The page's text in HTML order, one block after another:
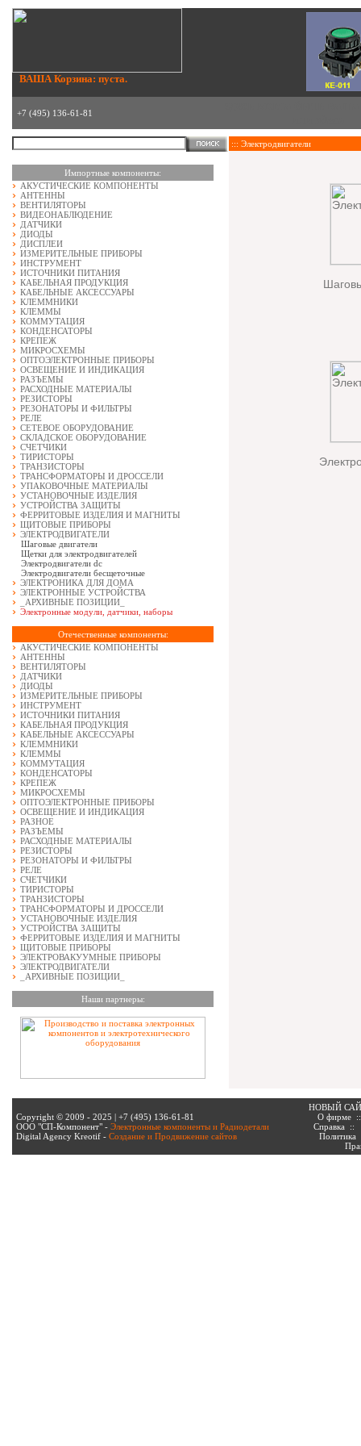
ВАША Корзина: пуста.
+7 (495) 136-61-81
Импортные компоненты:
АКУСТИЧЕСКИЕ КОМПОНЕНТЫ
АНТЕННЫ
ВЕНТИЛЯТОРЫ
ВИДЕОНАБЛЮДЕНИЕ
ДАТЧИКИ
ДИОДЫ
ДИСПЛЕИ
ИЗМЕРИТЕЛЬНЫЕ ПРИБОРЫ
ИНСТРУМЕНТ
ИСТОЧНИКИ ПИТАНИЯ
КАБЕЛЬНАЯ ПРОДУКЦИЯ
КАБЕЛЬНЫЕ АКСЕССУАРЫ
КЛЕММНИКИ
КЛЕММЫ
КОММУТАЦИЯ
КОНДЕНСАТОРЫ
КРЕПЕЖ
МИКРОСХЕМЫ
ОПТОЭЛЕКТРОННЫЕ ПРИБОРЫ
ОСВЕЩЕНИЕ И ИНДИКАЦИЯ
РАЗЪЕМЫ
РАСХОДНЫЕ МАТЕРИАЛЫ
РЕЗИСТОРЫ
РЕЗОНАТОРЫ И ФИЛЬТРЫ
РЕЛЕ
СЕТЕВОЕ ОБОРУДОВАНИЕ
СКЛАДСКОЕ ОБОРУДОВАНИЕ
СЧЕТЧИКИ
ТИРИСТОРЫ
ТРАНЗИСТОРЫ
ТРАНСФОРМАТОРЫ И ДРОССЕЛИ
УПАКОВОЧНЫЕ МАТЕРИАЛЫ
УСТАНОВОЧНЫЕ ИЗДЕЛИЯ
УСТРОЙСТВА ЗАЩИТЫ
ФЕРРИТОВЫЕ ИЗДЕЛИЯ И МАГНИТЫ
ЩИТОВЫЕ ПРИБОРЫ
ЭЛЕКТРОДВИГАТЕЛИ
Шаговые двигатели
Щетки для электродвигателей
Электродвигатели dc
Электродвигатели бесщеточные
ЭЛЕКТРОНИКА ДЛЯ ДОМА
ЭЛЕКТРОННЫЕ УСТРОЙСТВА
_АРХИВНЫЕ ПОЗИЦИИ_
Электронные модули, датчики, наборы
Отечественные компоненты:
АКУСТИЧЕСКИЕ КОМПОНЕНТЫ
АНТЕННЫ
ВЕНТИЛЯТОРЫ
ДАТЧИКИ
ДИОДЫ
ИЗМЕРИТЕЛЬНЫЕ ПРИБОРЫ
ИНСТРУМЕНТ
ИСТОЧНИКИ ПИТАНИЯ
КАБЕЛЬНАЯ ПРОДУКЦИЯ
КАБЕЛЬНЫЕ АКСЕССУАРЫ
КЛЕММНИКИ
КЛЕММЫ
КОММУТАЦИЯ
КОНДЕНСАТОРЫ
КРЕПЕЖ
МИКРОСХЕМЫ
ОПТОЭЛЕКТРОННЫЕ ПРИБОРЫ
ОСВЕЩЕНИЕ И ИНДИКАЦИЯ
РАЗНОЕ
РАЗЪЕМЫ
РАСХОДНЫЕ МАТЕРИАЛЫ
РЕЗИСТОРЫ
РЕЗОНАТОРЫ И ФИЛЬТРЫ
РЕЛЕ
СЧЕТЧИКИ
ТИРИСТОРЫ
ТРАНЗИСТОРЫ
ТРАНСФОРМАТОРЫ И ДРОССЕЛИ
УСТАНОВОЧНЫЕ ИЗДЕЛИЯ
УСТРОЙСТВА ЗАЩИТЫ
ФЕРРИТОВЫЕ ИЗДЕЛИЯ И МАГНИТЫ
ЩИТОВЫЕ ПРИБОРЫ
ЭЛЕКТРОВАКУУМНЫЕ ПРИБОРЫ
ЭЛЕКТРОДВИГАТЕЛИ
_АРХИВНЫЕ ПОЗИЦИИ_
Наши партнеры:
::: Электродвигатели
Copyright © 2009 - 2025 | +7 (495) 136-61-81
ООО "СП-Компонент" - Электронные компоненты и Радиодетали
Digital Agency Kreotif - Создание и Продвижение сайтов
НОВЫЙ
О фирме
Справка ::
Политика